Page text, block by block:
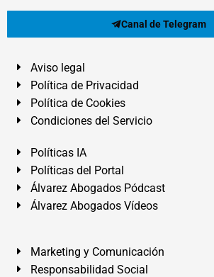
Canal de Telegram
Aviso legal
Política de Privacidad
Política de Cookies
Condiciones del Servicio
Políticas IA
Políticas del Portal
Álvarez Abogados Pódcast
Álvarez Abogados Vídeos
Marketing y Comunicación
Responsabilidad Social